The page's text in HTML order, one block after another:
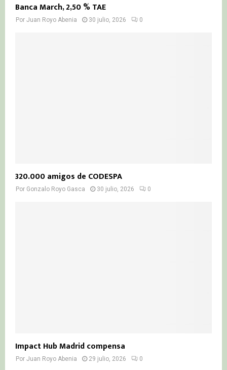
Banca March, 2,50 % TAE
Por Juan Royo Abenia 30 julio, 2026 0
320.000 amigos de CODESPA
Por Gonzalo Royo Gasca 30 julio, 2026 0
Impact Hub Madrid compensa
Por Juan Royo Abenia 29 julio, 2026 0